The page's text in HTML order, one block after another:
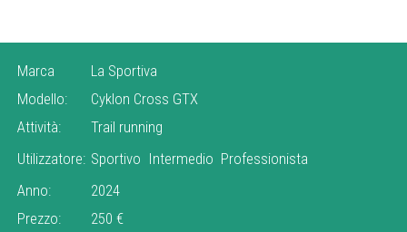
Marca
La Sportiva
Modello:
Cyklon Cross GTX
Attività:
Trail running
Utilizzatore: Sportivo Intermedio Professionista
Anno:
2024
Prezzo:
250 €